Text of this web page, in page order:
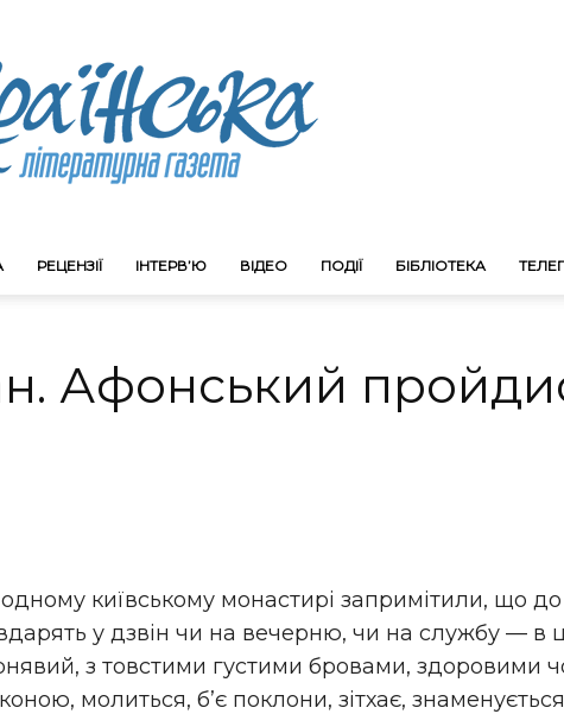
РЕЦЕНЗІЇ ІНТЕРВ’Ю ВІДЕО ПОДІЇ БІБЛІОТЕКА
Афонський
київському монастирі запримітили, що
у дзвін чи на вечерню, чи на службу — в
з товстими густими бровами, здоровими
молиться, б’є поклони, зітхає,